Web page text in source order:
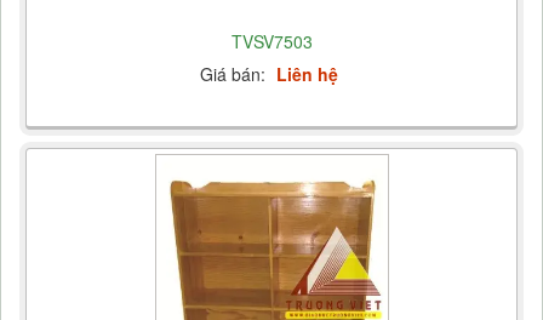
TVSV7503
Giá bán: Liên hệ